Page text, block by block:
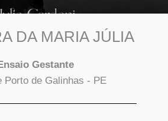
DA MARIA JÚLIA
Gestante
Porto de Galinhas - PE